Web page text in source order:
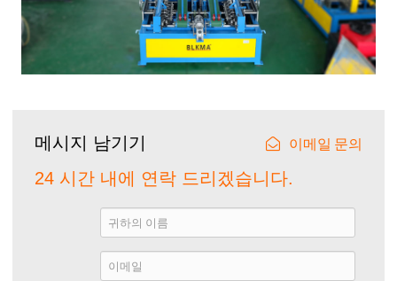
메시지 남기기 이메일 문의
24 시간 내에 연락 드리겠습니다.